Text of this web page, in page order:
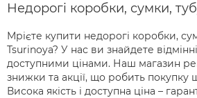
Недорогі коробки, сумки,
Мрієте купити недорогі коробки,
Tsurinoya? У нас ви знайдете
доступними цінами. Наш магазин
знижки та акції, що робить покупку
Висока якість і доступна ціна –